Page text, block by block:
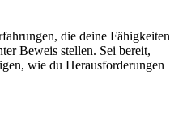
die deine Fähigkeiten
Beweis stellen. Sei bereit,
wie du Herausforderungen